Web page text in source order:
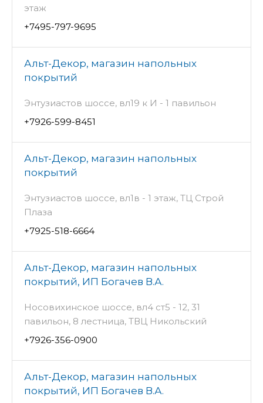
этаж
+7495-797-9695
Альт-Декор, магазин напольных
покрытий
Энтузиастов шоссе, вл19 к И - 1 павильон
+7926-599-8451
Альт-Декор, магазин напольных
покрытий
Энтузиастов шоссе, вл1в - 1 этаж, ТЦ Строй
Плаза
+7925-518-6664
Альт-Декор, магазин напольных
покрытий, ИП Богачев В.А.
Носовихинское шоссе, вл4 ст5 - 12, 31
павильон, 8 лестница, ТВЦ Никольский
+7926-356-0900
Альт-Декор, магазин напольных
покрытий, ИП Богачев В.А.